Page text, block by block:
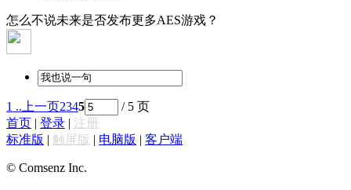
怎么不说未来是否发布更多AES游戏？
1 .. 上一页2345
/ 5 页
首页 | 登录 | 注册
标准版 | 触屏版 | 电脑版 | 客户端
© Comsenz Inc.